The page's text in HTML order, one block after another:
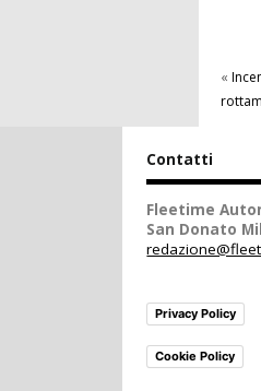
«
Contatti
Fleetime
San Donato
Privacy Policy
Cookie Policy